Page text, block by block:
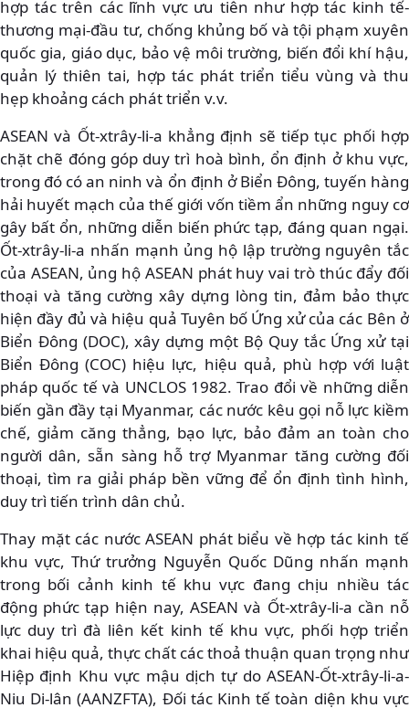
hợp tác trên các lĩnh vực ưu tiên như hợp tác kinh tế-
thương mại-đầu tư, chống khủng bố và tội phạm xuyên
quốc gia, giáo dục, bảo vệ môi trường, biến đổi khí hậu,
quản lý thiên tai, hợp tác phát triển tiểu vùng và thu
hẹp khoảng cách phát triển v.v.
ASEAN và Ốt-xtrây-li-a khẳng định sẽ tiếp tục phối hợp
chặt chẽ đóng góp duy trì hoà bình, ổn định ở khu vực,
trong đó có an ninh và ổn định ở Biển Đông, tuyến hàng
hải huyết mạch của thế giới vốn tiềm ẩn những nguy cơ
gây bất ổn, những diễn biến phức tạp, đáng quan ngại.
Ốt-xtrây-li-a nhấn mạnh ủng hộ lập trường nguyên tắc
của ASEAN, ủng hộ ASEAN phát huy vai trò thúc đẩy đối
thoại và tăng cường xây dựng lòng tin, đảm bảo thực
hiện đầy đủ và hiệu quả Tuyên bố Ứng xử của các Bên ở
Biển Đông (DOC), xây dựng một Bộ Quy tắc Ứng xử tại
Biển Đông (COC) hiệu lực, hiệu quả, phù hợp với luật
pháp quốc tế và UNCLOS 1982. Trao đổi về những diễn
biến gần đầy tại Myanmar, các nước kêu gọi nỗ lực kiềm
chế, giảm căng thẳng, bạo lực, bảo đảm an toàn cho
người dân, sẵn sàng hỗ trợ Myanmar tăng cường đối
thoại, tìm ra giải pháp bền vững để ổn định tình hình,
duy trì tiến trình dân chủ.
Thay mặt các nước ASEAN phát biểu về hợp tác kinh tế
khu vực, Thứ trưởng Nguyễn Quốc Dũng nhấn mạnh
trong bối cảnh kinh tế khu vực đang chịu nhiều tác
động phức tạp hiện nay, ASEAN và Ốt-xtrây-li-a cần nỗ
lực duy trì đà liên kết kinh tế khu vực, phối hợp triển
khai hiệu quả, thực chất các thoả thuận quan trọng như
Hiệp định Khu vực mậu dịch tự do ASEAN-Ốt-xtrây-li-a-
Niu Di-lân (AANZFTA), Đối tác Kinh tế toàn diện khu vực